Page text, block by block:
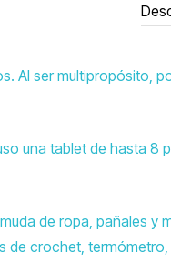
Al ser multipropósito,
una tablet de hasta
de ropa, pañales y
de crochet,